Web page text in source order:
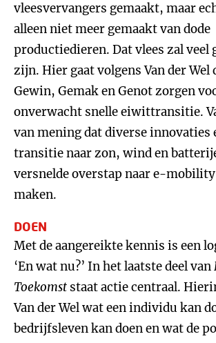
vleesvervangers gemaakt, maar
alleen niet meer gemaakt van dode
productiedieren. Dat vlees zal veel
zijn. Hier gaat volgens Van der Wel
Gewin, Gemak en Genot zorgen
onverwacht snelle eiwittransitie.
van mening dat diverse innovaties
transitie naar zon, wind en
versnelde overstap naar e-
maken.
DOEN
Met de aangereikte kennis is een
‘En wat nu?’ In het laatste deel van
Toekomst staat actie centraal.
Van der Wel wat een individu kan
bedrijfsleven kan doen en wat de